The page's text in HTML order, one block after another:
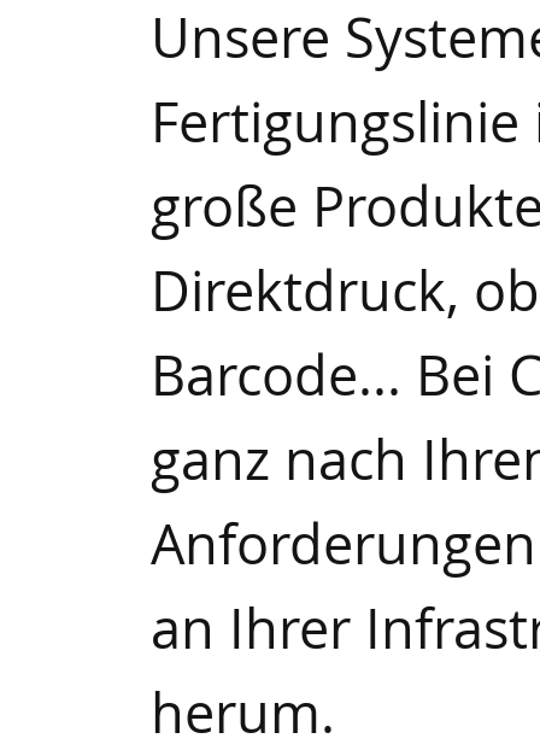
Unsere
große
Direktdruck,
Barcode... Bei
ganz nach
an Ihrer
herum.